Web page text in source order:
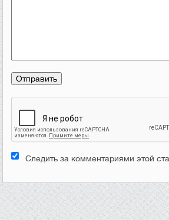
Следить за комментариями этой